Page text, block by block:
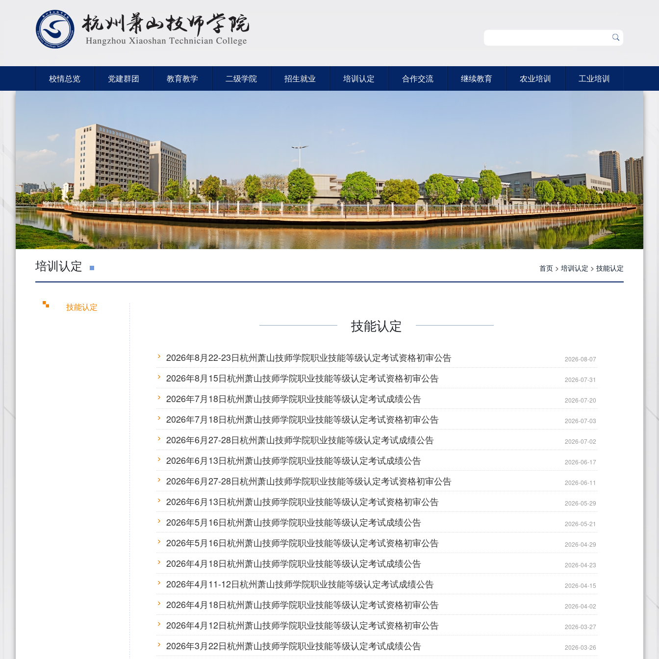
校情总览 党建群团 教育教学 二级学院 招生就业 培训认定 合作交流 继续教育 农业培训 工业培训
培训认定 首页 > 培训认定 > 技能认定
技能认定
技能认定
2026年8月22-23日杭州萧山技师学院职业技能等级认定考试资格初审公告 2026-08-07
2026年8月15日杭州萧山技师学院职业技能等级认定考试资格初审公告 2026-07-31
2026年7月18日杭州萧山技师学院职业技能等级认定考试成绩公告 2026-07-20
2026年7月18日杭州萧山技师学院职业技能等级认定考试资格初审公告 2026-07-03
2026年6月27-28日杭州萧山技师学院职业技能等级认定考试成绩公告 2026-07-02
2026年6月13日杭州萧山技师学院职业技能等级认定考试成绩公告 2026-06-17
2026年6月27-28日杭州萧山技师学院职业技能等级认定考试资格初审公告 2026-06-11
2026年6月13日杭州萧山技师学院职业技能等级认定考试资格初审公告 2026-05-29
2026年5月16日杭州萧山技师学院职业技能等级认定考试成绩公告 2026-05-21
2026年5月16日杭州萧山技师学院职业技能等级认定考试资格初审公告 2026-04-29
2026年4月18日杭州萧山技师学院职业技能等级认定考试成绩公告 2026-04-23
2026年4月11-12日杭州萧山技师学院职业技能等级认定考试成绩公告 2026-04-15
2026年4月18日杭州萧山技师学院职业技能等级认定考试资格初审公告 2026-04-02
2026年4月12日杭州萧山技师学院职业技能等级认定考试资格初审公告 2026-03-27
2026年3月22日杭州萧山技师学院职业技能等级认定考试成绩公告 2026-03-26